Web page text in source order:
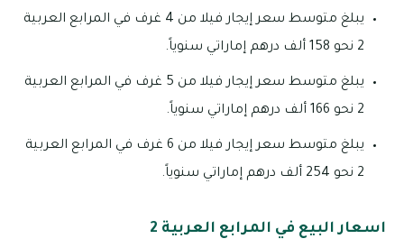
يبلغ متوسط سعر إيجار فيلا من 4 غرف في المرابع العربية
2 نحو 158 ألف درهم إماراتي سنوياً.
يبلغ متوسط سعر إيجار فيلا من 5 غرف في المرابع العربية
2 نحو 166 ألف درهم إماراتي سنوياً.
يبلغ متوسط سعر إيجار فيلا من 6 غرف في المرابع العربية
2 نحو 254 ألف درهم إماراتي سنوياً.
اسعار البيع في المرابع العربية 2